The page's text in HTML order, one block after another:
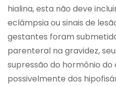
hialina, esta não deve
eclâmpsia ou sinais de
gestantes foram
parenteral na gravidez,
supressão do hormônio
possivelmente dos